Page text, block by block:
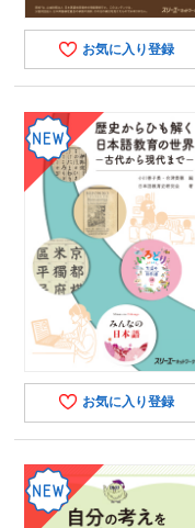
お気に入り登録
お気に入り登録